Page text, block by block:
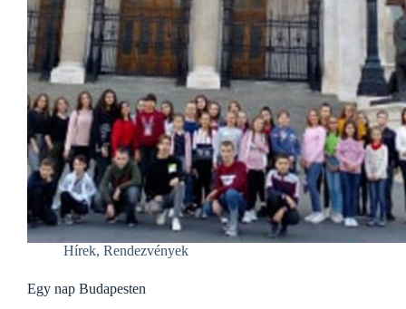
Hírek, Rendezvények
Egy nap Budapesten